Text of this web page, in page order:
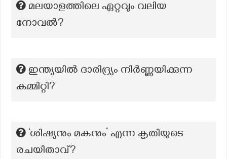
മലയാളത്തിലെ ഏറ്റവും വലിയ
നോവല്‍?
ഇന്ത്യയിൽ ദാരിദ്ര്യം നിർണ്ണയിക്കുന്ന
കമ്മിറ്റി?
‘ശിഷ്യനും മകനും’ എന്ന കൃതിയുടെ
രചയിതാവ്?